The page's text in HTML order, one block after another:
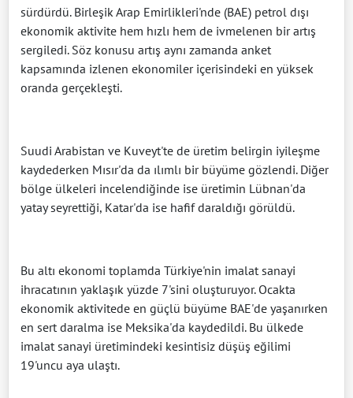
sürdürdü. Birleşik Arap Emirlikleri'nde (BAE) petrol dışı
ekonomik aktivite hem hızlı hem de ivmelenen bir artış
sergiledi. Söz konusu artış aynı zamanda anket
kapsamında izlenen ekonomiler içerisindeki en yüksek
oranda gerçekleşti.
Suudi Arabistan ve Kuveyt'te de üretim belirgin iyileşme
kaydederken Mısır'da da ılımlı bir büyüme gözlendi. Diğer
bölge ülkeleri incelendiğinde ise üretimin Lübnan'da
yatay seyrettiği, Katar'da ise hafif daraldığı görüldü.
Bu altı ekonomi toplamda Türkiye'nin imalat sanayi
ihracatının yaklaşık yüzde 7'sini oluşturuyor. Ocakta
ekonomik aktivitede en güçlü büyüme BAE'de yaşanırken
en sert daralma ise Meksika'da kaydedildi. Bu ülkede
imalat sanayi üretimindeki kesintisiz düşüş eğilimi
19'uncu aya ulaştı.